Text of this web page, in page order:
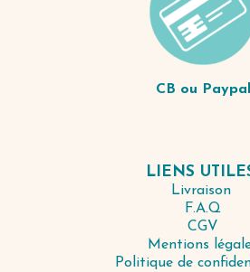
CB ou Paypal
LIENS
Livraison
F.A.Q
CGV
Mentions
Politique de